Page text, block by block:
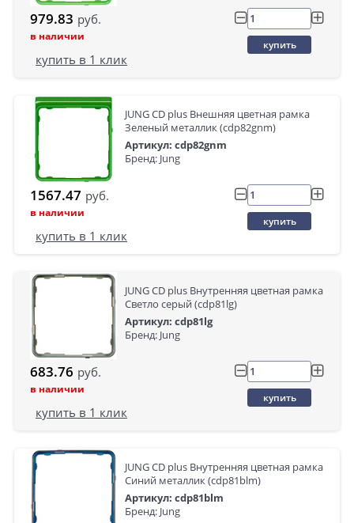
979.83 руб.
в наличии
купить
купить в 1 клик
JUNG CD plus Внешняя цветная рамка
Зеленый металлик (cdp82gnm)
Артикул: cdp82gnm
Бренд: Jung
1567.47 руб.
в наличии
купить
купить в 1 клик
JUNG CD plus Внутренняя цветная рамка
Светло серый (cdp81lg)
Артикул: cdp81lg
Бренд: Jung
683.76 руб.
в наличии
купить
купить в 1 клик
JUNG CD plus Внутренняя цветная рамка
Синий металлик (cdp81blm)
Артикул: cdp81blm
Бренд: Jung